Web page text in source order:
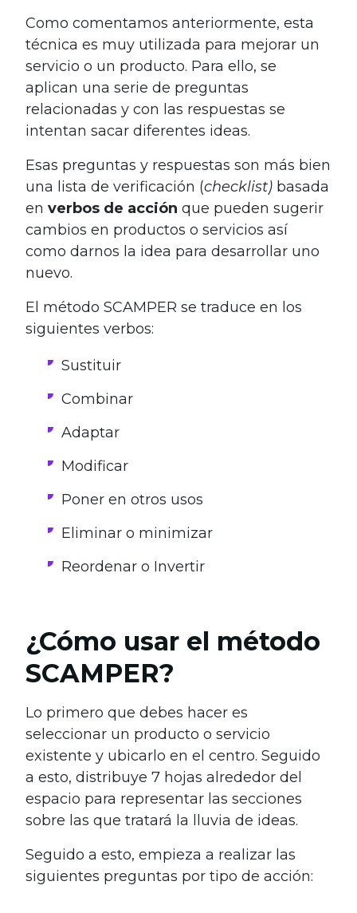
Como comentamos anteriormente, esta
técnica es muy utilizada para mejorar un
servicio o un producto. Para ello, se
aplican una serie de preguntas
relacionadas y con las respuestas se
intentan sacar diferentes ideas.
Esas preguntas y respuestas son más bien
una lista de verificación (checklist) basada
en verbos de acción que pueden sugerir
cambios en productos o servicios así
como darnos la idea para desarrollar uno
nuevo.
El método SCAMPER se traduce en los
siguientes verbos:
Sustituir
Combinar
Adaptar
Modificar
Poner en otros usos
Eliminar o minimizar
Reordenar o Invertir
¿Cómo usar el método
SCAMPER?
Lo primero que debes hacer es
seleccionar un producto o servicio
existente y ubicarlo en el centro. Seguido
a esto, distribuye 7 hojas alrededor del
espacio para representar las secciones
sobre las que tratará la lluvia de ideas.
Seguido a esto, empieza a realizar las
siguientes preguntas por tipo de acción: